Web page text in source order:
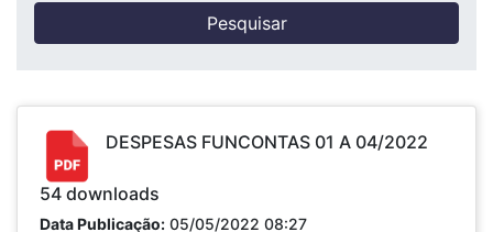
DESPESAS FUNCONTAS 01 A 04/2022
54 downloads
Data Publicação: 05/05/2022 08:27